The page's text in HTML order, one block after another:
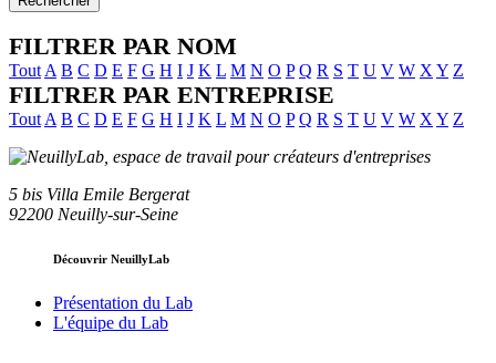
FILTRER PAR NOM
Tout A B C D E F G H I J K L M N O P Q R S T U V W X Y Z
FILTRER PAR ENTREPRISE
Tout A B C D E F G H I J K L M N O P Q R S T U V W X Y Z
5 bis Villa Emile Bergerat
92200 Neuilly-sur-Seine
Découvrir NeuillyLab
Présentation du Lab
L'équipe du Lab